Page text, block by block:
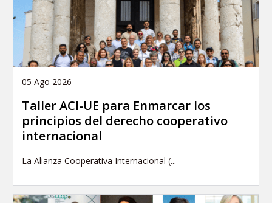
05 Ago 2026
Taller ACI-UE para Enmarcar los
principios del derecho cooperativo
internacional
La Alianza Cooperativa Internacional (...